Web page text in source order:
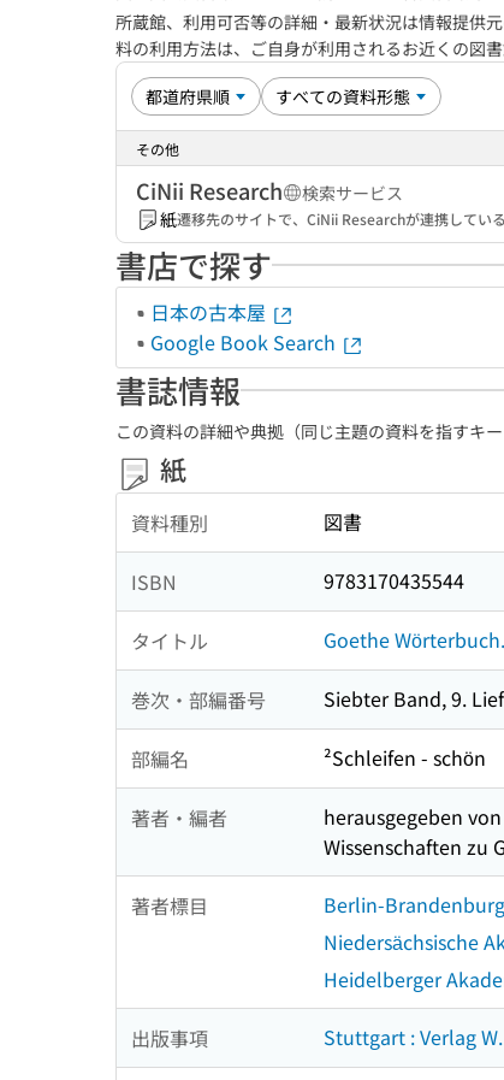
所蔵館、利用可否等の詳細・最新状況は情報提供
料の利用方法は、ご自身が利用されるお近くの図
その他
CiNii Research
検索サービス
紙遷移先のサイトで、CiNii Researchが連携してい
書店で探す
日本の古本屋
Google Book Search
書誌情報
この資料の詳細や典拠（同じ主題の資料を指すキ
紙
資料種別 図書
ISBN 9783170435544
タイトル Goethe Wörterbuch.
巻次・部編番号 Siebter Band, 9.
部編名 ²Schleifen - schön
著者・編者
herausgegeben
Wissenschaften zu
著者標目
Berlin-
Niedersächsische
Heidelberger
出版事項 Stuttgart : Verlag